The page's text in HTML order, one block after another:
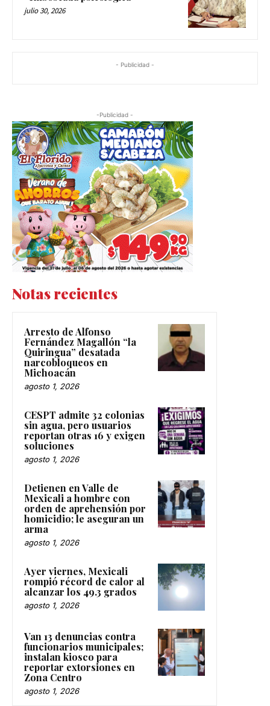
julio 30, 2026
- Publicidad -
-Publicidad -
Notas recientes
Arresto de Alfonso
Fernández Magallón “la
Quiringua” desatada
narcobloqueos en
Michoacán
agosto 1, 2026
CESPT admite 32 colonias
sin agua, pero usuarios
reportan otras 16 y exigen
soluciones
agosto 1, 2026
Detienen en Valle de
Mexicali a hombre con
orden de aprehensión por
homicidio; le aseguran un
arma
agosto 1, 2026
Ayer viernes, Mexicali
rompió récord de calor al
alcanzar los 49.3 grados
agosto 1, 2026
Van 13 denuncias contra
funcionarios municipales;
instalan kiosco para
reportar extorsiones en
Zona Centro
agosto 1, 2026